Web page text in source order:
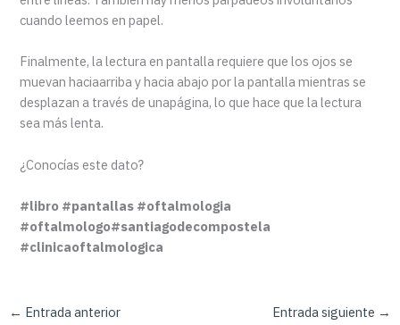
cuando leemos en papel.
Finalmente, la lectura en pantalla requiere que los ojos se
muevan haciaarriba y hacia abajo por la pantalla mientras se
desplazan a través de unapágina, lo que hace que la lectura
sea más lenta.
¿Conocías este dato?
#libro #pantallas #oftalmologia
#oftalmologo#santiagodecompostela
#clinicaoftalmologica
← Entrada anterior Entrada siguiente →